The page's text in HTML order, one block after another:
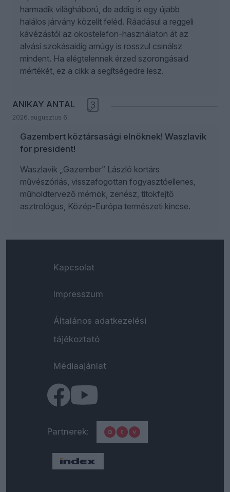
harmadik világháború, de addig is egy újabb
halálos járvány közelít feléd. Ráadásul a reggeli
kávézástól az okostelefon-használaton át az
alvási szokásaidig amúgy is rosszul csinálsz
mindent. Ha elégtelennek érzed szorongásaid
mértékét, ez a cikk a segítségedre lesz.
ANIKAY ANTAL
2026. augusztus 6.
3
Gazembert köztársasági elnöknek! Waszlavik
for president!
Waszlavik „Gazember” László kortárs
művészóriás, visszafogottan fogyasztóellenes,
műholdtervező mérnök, zenész, titokfejtő
asztrológus, Közép-Európa természeti kincse.
Kapcsolat
Impresszum
Általános adatkezelési
tájékoztató
Médiaajánlat
Partnerek: